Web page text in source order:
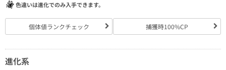
色違いは進化でのみ入手できます。
個体値ランクチェック 捕獲時100%CP
進化系